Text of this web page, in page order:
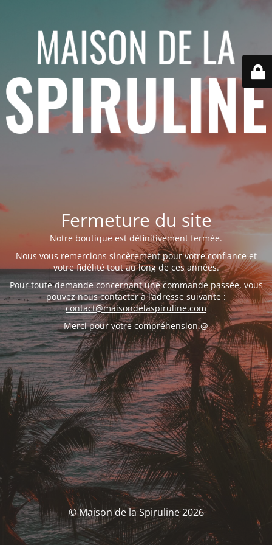
Fermeture du site
Notre boutique est définitivement fermée.
Nous vous remercions sincèrement pour votre confiance et
votre fidélité tout au long de ces années.
Pour toute demande concernant une commande passée, vous
pouvez nous contacter à l’adresse suivante :
contact@maisondelaspiruline.com
Merci pour votre compréhension.@
© Maison de la Spiruline 2026